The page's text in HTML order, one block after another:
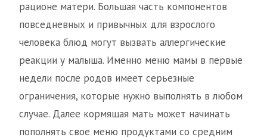
рационе матери. Большая часть компонентов
повседневных и привычных для взрослого
человека блюд могут вызвать аллергические
реакции у малыша. Именно меню мамы в первые
недели после родов имеет серьезные
ограничения, которые нужно выполнять в любом
случае. Далее кормящая мать может начинать
пополнять свое меню продуктами со средним